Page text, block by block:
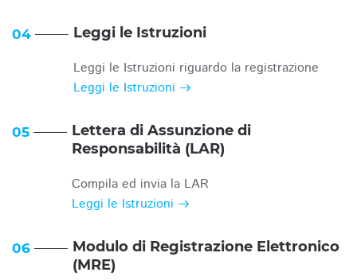
04 Leggi le Istruzioni
Leggi le Istruzioni riguardo la registrazione
Leggi le Istruzioni
05
Lettera di Assunzione di
Responsabilità (LAR)
Compila ed invia la LAR
Leggi le Istruzioni
06
Modulo di Registrazione Elettronico
(MRE)